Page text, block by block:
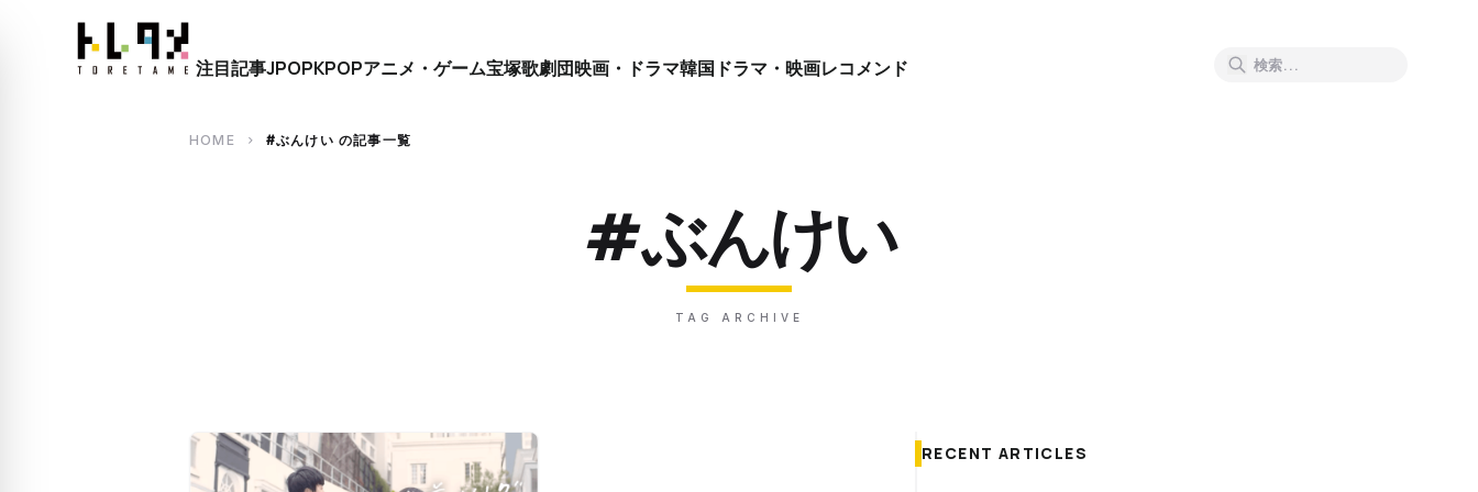
close
注目記事JPOPKPOPアニメ・ゲーム宝塚歌劇団映画・ドラマ韓国ドラマ・映画レコメンド
HOME chevron_right #ぶんけい の記事一覧
#ぶんけい
TAG ARCHIVE
RECENT ARTICLES